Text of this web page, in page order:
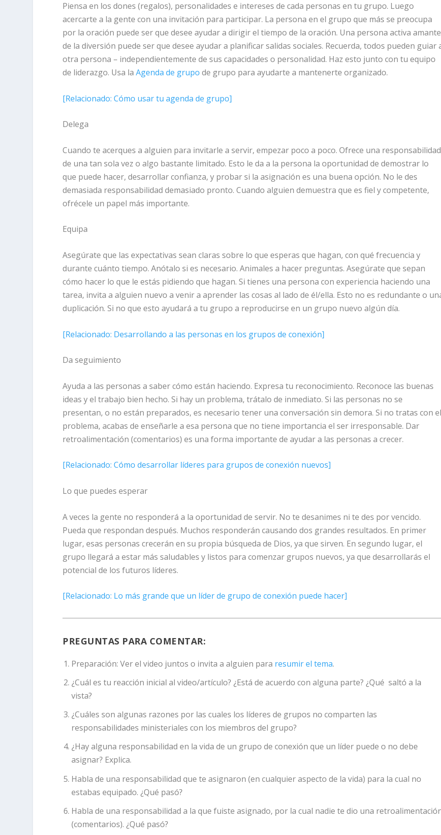
Piensa en los dones (regalos), personalidades e intereses de cada personas en tu grupo. Luego
acercarte a la gente con una invitación para participar. La persona en el grupo que más se preocupa
por la oración puede ser que desee ayudar a dirigir el tiempo de la oración. Una persona activa amante
de la diversión puede ser que desee ayudar a planificar salidas sociales. Recuerda, todos pueden guiar
otra persona – independientemente de sus capacidades o personalidad. Haz esto junto con tu equipo
de liderazgo. Usa laAgenda de grupo de grupo para ayudarte a mantenerte organizado.
[Relacionado: Cómo usar tu agenda de grupo]
Delega
Cuando te acerques a alguien para invitarle a servir, empezar poco a poco. Ofrece una responsabilidad
de una tan sola vez o algo bastante limitado. Esto le da a la persona la oportunidad de demostrar lo
que puede hacer, desarrollar confianza, y probar si la asignación es una buena opción. No le des
demasiada responsabilidad demasiado pronto. Cuando alguien demuestra que es fiel y competente,
ofrécele un papel más importante.
Equipa
Asegúrate que las expectativas sean claras sobre lo que esperas que hagan, con qué frecuencia y
durante cuánto tiempo. Anótalo si es necesario. Animales a hacer preguntas. Asegúrate que sepan
cómo hacer lo que le estás pidiendo que hagan. Si tienes una persona con experiencia haciendo una
tarea, invita a alguien nuevo a venir a aprender las cosas al lado de él/ella. Esto no es redundante o
duplicación. Si no que esto ayudará a tu grupo a reproducirse en un grupo nuevo algún día.
[Relacionado: Desarrollando a las personas en los grupos de conexión]
Da seguimiento
Ayuda a las personas a saber cómo están haciendo. Expresa tu reconocimiento. Reconoce las buenas
ideas y el trabajo bien hecho. Si hay un problema, trátalo de inmediato. Si las personas no se
presentan, o no están preparados, es necesario tener una conversación sin demora. Si no tratas con
problema, acabas de enseñarle a esa persona que no tiene importancia el ser irresponsable. Dar
retroalimentación (comentarios) es una forma importante de ayudar a las personas a crecer.
[Relacionado: Cómo desarrollar líderes para grupos de conexión nuevos]
Lo que puedes esperar
A veces la gente no responderá a la oportunidad de servir. No te desanimes ni te des por vencido.
Pueda que respondan después. Muchos responderán causando dos grandes resultados. En primer
lugar, esas personas crecerán en su propia búsqueda de Dios, ya que sirven. En segundo lugar, el
grupo llegará a estar más saludables y listos para comenzar grupos nuevos, ya que desarrollarás el
potencial de los futuros líderes.
[Relacionado: Lo más grande que un líder de grupo de conexión puede hacer]
PREGUNTAS PARA COMENTAR:
Preparación:Ver el video juntos o invita a alguien para resumir el tema.
¿Cuál es tu reacción inicial al video/artículo? ¿Está de acuerdo con alguna parte? ¿Qué saltó a la
vista?
¿Cuáles son algunas razones por las cuales los líderes de grupos no comparten las
responsabilidades ministeriales con los miembros del grupo?
¿Hay alguna responsabilidad en la vida de un grupo de conexión que un líder puede o no debe
asignar? Explica.
Habla de una responsabilidad que te asignaron (en cualquier aspecto de la vida) para la cual no
estabas equipado. ¿Qué pasó?
Habla de una responsabilidad a la que fuiste asignado, por la cual nadie te dio una
(comentarios). ¿Qué pasó?